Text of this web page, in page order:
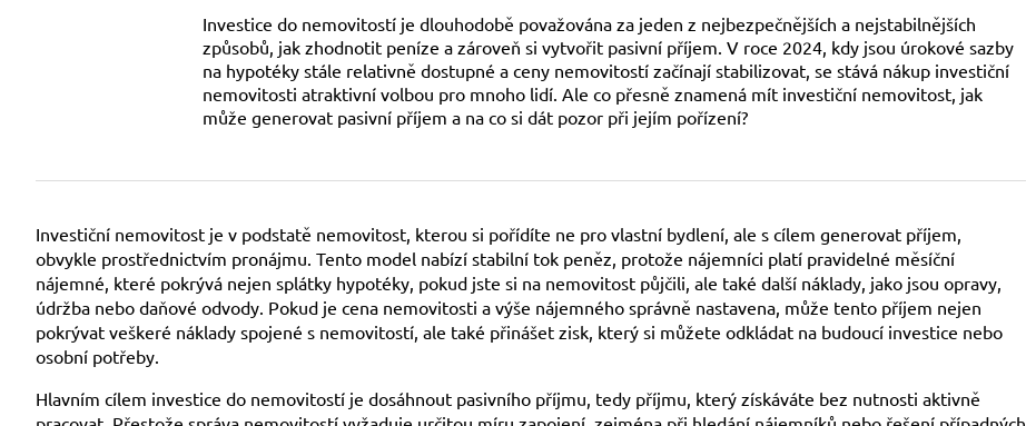
Investice do nemovitostí je dlouhodobě považována za jeden z nejbezpečnějších a nejstabilnějších
způsobů, jak zhodnotit peníze a zároveň si vytvořit pasivní příjem. V roce 2024, kdy jsou úrokové sazby
na hypotéky stále relativně dostupné a ceny nemovitostí začínají stabilizovat, se stává nákup investiční
nemovitosti atraktivní volbou pro mnoho lidí. Ale co přesně znamená mít investiční nemovitost, jak
může generovat pasivní příjem a na co si dát pozor při jejím pořízení?
Investiční nemovitost je v podstatě nemovitost, kterou si pořídíte ne pro vlastní bydlení, ale s cílem generovat příjem,
obvykle prostřednictvím pronájmu. Tento model nabízí stabilní tok peněz, protože nájemníci platí pravidelné měsíční
nájemné, které pokrývá nejen splátky hypotéky, pokud jste si na nemovitost půjčili, ale také další náklady, jako jsou opravy,
údržba nebo daňové odvody. Pokud je cena nemovitosti a výše nájemného správně nastavena, může tento příjem nejen
pokrývat veškeré náklady spojené s nemovitostí, ale také přinášet zisk, který si můžete odkládat na budoucí investice nebo
osobní potřeby.
Hlavním cílem investice do nemovitostí je dosáhnout pasivního příjmu, tedy příjmu, který získáváte bez nutnosti aktivně